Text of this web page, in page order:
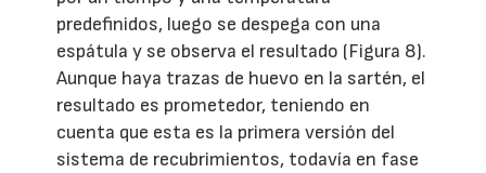
predefinidos, luego se despega con una
espátula y se observa el resultado (Figura 8).
Aunque haya trazas de huevo en la sartén, el
resultado es prometedor, teniendo en
cuenta que esta es la primera versión del
sistema de recubrimientos, todavía en fase